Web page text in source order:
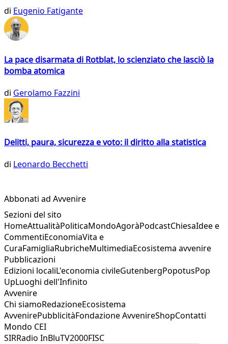
di Eugenio Fatigante
La pace disarmata di Rotblat, lo scienziato che lasciò la
bomba atomica
di Gerolamo Fazzini
Delitti, paura, sicurezza e voto: il diritto alla statistica
di Leonardo Becchetti
Abbonati ad Avvenire
Sezioni del sito
HomeAttualitàPoliticaMondoAgoràPodcastChiesaIdee e
CommentiEconomiaVita e
CuraFamigliaRubricheMultimediaEcosistema avvenire
Pubblicazioni
Edizioni localiL'economia civileGutenbergPopotusPop
UpLuoghi dell'Infinito
Avvenire
Chi siamoRedazioneEcosistema
AvvenirePubblicitàFondazione AvvenireShopContatti
Mondo CEI
SIRRadio InBluTV2000FISC